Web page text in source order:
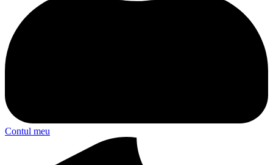
Contul meu